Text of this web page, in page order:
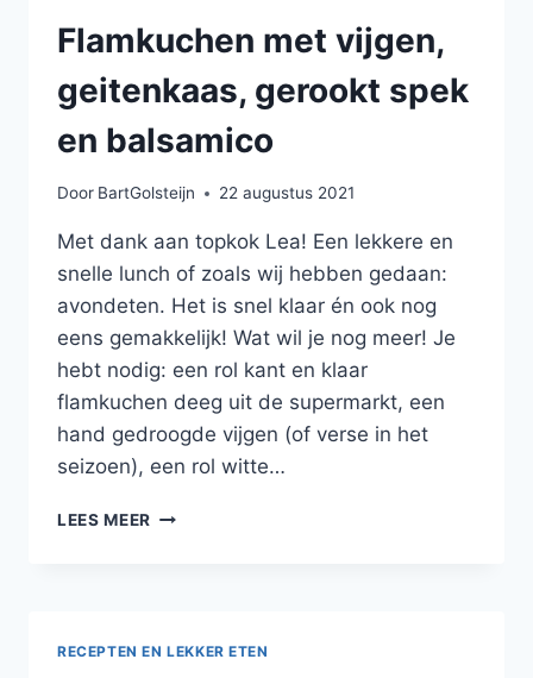
Flamkuchen met vijgen,
geitenkaas, gerookt spek
en balsamico
Door BartGolsteijn 22 augustus 2021
Met dank aan topkok Lea! Een lekkere en
snelle lunch of zoals wij hebben gedaan:
avondeten. Het is snel klaar én ook nog
eens gemakkelijk! Wat wil je nog meer! Je
hebt nodig: een rol kant en klaar
flamkuchen deeg uit de supermarkt, een
hand gedroogde vijgen (of verse in het
seizoen), een rol witte…
LEES MEER FLAMKUCHEN
RECEPTEN EN LEKKER ETEN